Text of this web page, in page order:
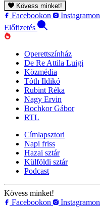
Kövess minket!
Facebookon Instagramon
Előfizetés
Operettszínház
De Re Attila Luigi
Közmédia
Tóth Ildikó
Rubint Réka
Nagy Ervin
Bochkor Gábor
RTL
Címlapsztori
Napi friss
Hazai sztár
Külföldi sztár
Podcast
Kövess minket!
Facebookon
Instagramon